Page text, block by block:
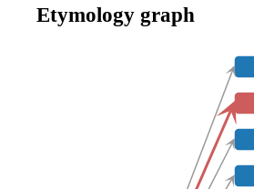
Etymology graph